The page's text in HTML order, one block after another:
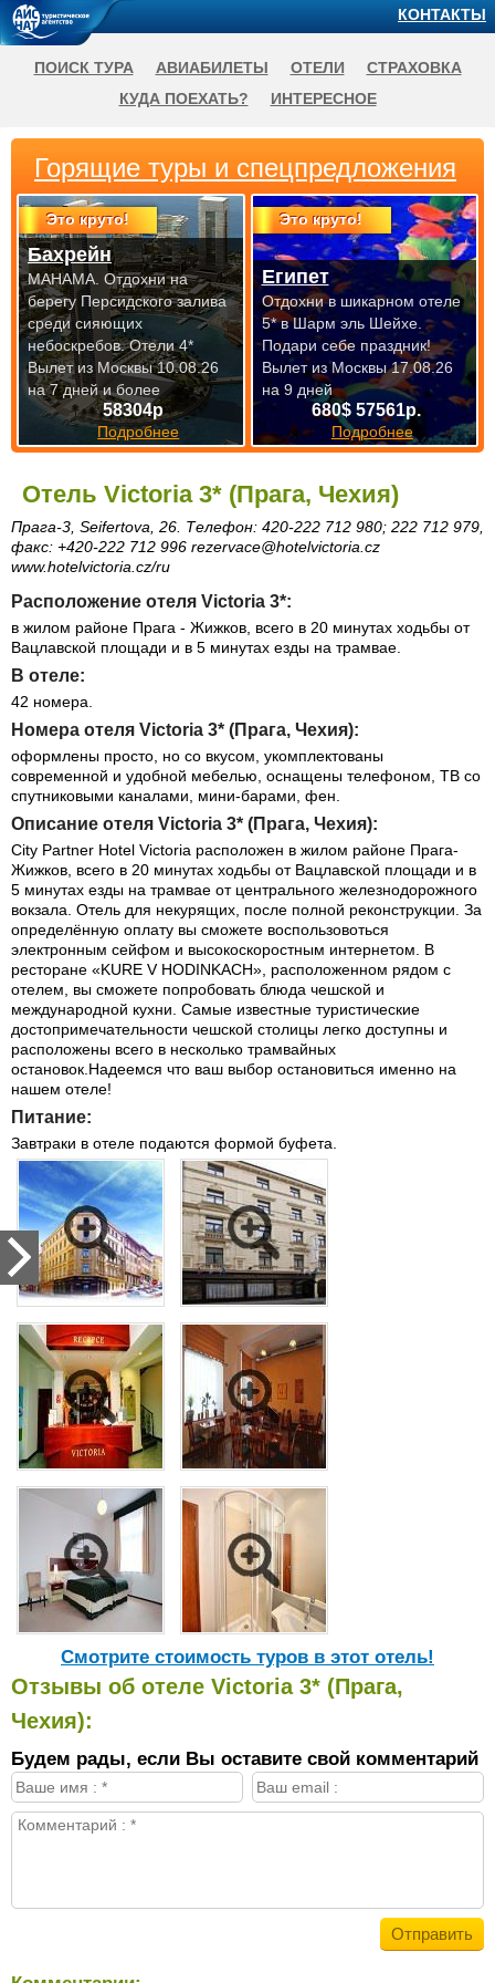
Отель Victoria 3* (Прага, Чехия)
Прага-3, Seifertova, 26. Телефон: 420-222 712 980; 222 712 979,
факс: +420-222 712 996 rezervace@hotelvictoria.cz
www.hotelvictoria.cz/ru
Расположение отеля Victoria 3*:
в жилом районе Прага - Жижков, всего в 20 минутах ходьбы от
Вацлавской площади и в 5 минутах езды на трамвае.
В отеле:
42 номера.
Номера отеля Victoria 3* (Прага, Чехия):
оформлены просто, но со вкусом, укомплектованы
современной и удобной мебелью, оснащены телефоном, ТВ со
спутниковыми каналами, мини-барами, фен.
Описание отеля Victoria 3* (Прага, Чехия):
City Partner Hotel Victoria расположен в жилом районе Прага-
Жижков, всего в 20 минутах ходьбы от Вацлавской площади и в
5 минутах езды на трамвае от центрального железнодорожного
вокзала. Отель для некурящих, после полной реконструкции. За
определённую оплату вы сможете воспользовоться
электронным сейфом и высокоскоростным интернетом. В
ресторане «KURE V HODINKACH», расположенном рядом с
отелем, вы сможете попробовать блюда чешской и
международной кухни. Самые известные туристические
достопримечательности чешской столицы легко доступны и
расположены всего в несколько трамвайных
остановок.Надеемся что ваш выбор остановиться именно на
нашем отеле!
Питание:
Завтраки в отеле подаются формой буфета.
Cмотрите стоимость туров в этот отель!
Отзывы об отеле Victoria 3* (Прага,
Чехия):
Будем рады, если Вы оставите свой комментарий
Горящие туры и спецпредложения
Это круто!
58304р
Подробнее
Бахрейн
МАНАМА. Отдохни на
берегу Персидского залива
среди сияющих
небоскребов. Отели 4*
Вылет из Москвы 10.08.26
на 7 дней и более
Это круто!
680$ 57561р.
Подробнее
Египет
Отдохни в шикарном отеле
5* в Шарм эль Шейхе.
Подари себе праздник!
Вылет из Москвы 17.08.26
на 9 дней
КОНТАКТЫ
ПОИСК ТУРА АВИАБИЛЕТЫ ОТЕЛИ
СТРАХОВКА
КУДА ПОЕХАТЬ?
ИНТЕРЕСНОЕ